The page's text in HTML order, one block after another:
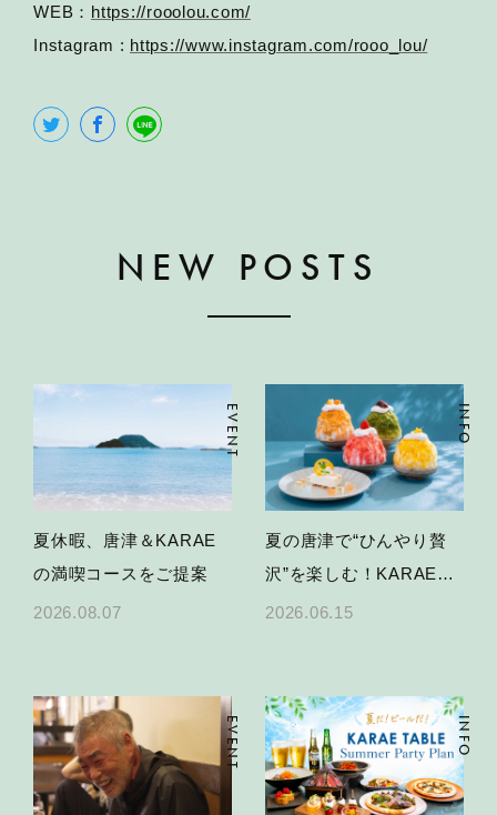
WEB： https://rooolou.com/
Instagram : https://www.instagram.com/rooo_lou/
NEW POSTS
夏休暇、唐津＆KARAE
の満喫コースをご提案
2026.08.07
EVENT
夏の唐津で“ひんやり贅
沢”を楽しむ！KARAE
TABLEかき氷＆限定スイ
2026.06.15
INFO
EVENT INFO